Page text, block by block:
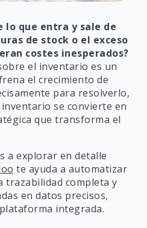
lo que entra y sale de
de stock o el exceso
costes inesperados?
el inventario es un
el crecimiento de
para resolverlo,
se convierte en
que transforma el
a explorar en detalle
te ayuda a automatizar
trazabilidad completa y
en datos precisos,
integrada.